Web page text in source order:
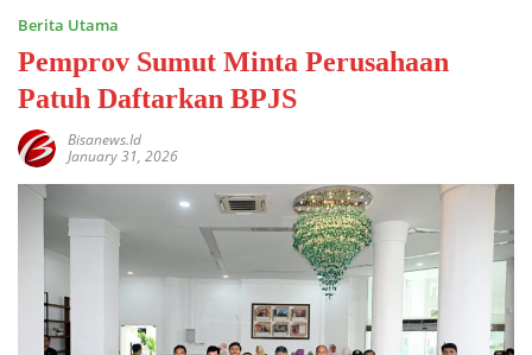
Berita Utama
Pemprov Sumut Minta Perusahaan
Patuh Daftarkan BPJS
Bisanews.id
January 31, 2026